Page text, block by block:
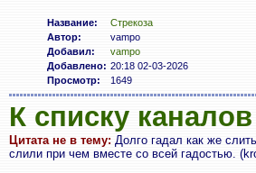
Название:
Стрекоза
Автор:
vampo
Добавил:
vampo
Добавлено: 20:18 02-03-2026
Просмотр:
1649
К списку каналов
Цитата не в тему: Долго гадал как же
слили при чем вместе со всей гадостью.